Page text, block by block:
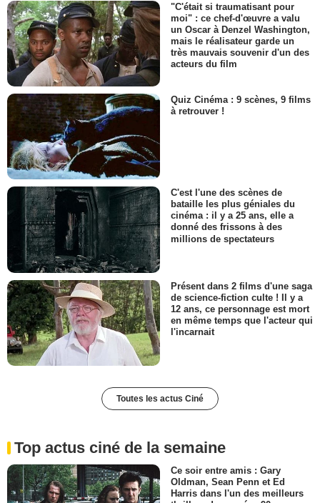
"C'était si traumatisant pour
moi" : ce chef-d'œuvre a valu
un Oscar à Denzel Washington,
mais le réalisateur garde un
très mauvais souvenir d'un des
acteurs du film
Quiz Cinéma : 9 scènes, 9 films
à retrouver !
C'est l'une des scènes de
bataille les plus géniales du
cinéma : il y a 25 ans, elle a
donné des frissons à des
millions de spectateurs
Présent dans 2 films d'une saga
de science-fiction culte ! Il y a
12 ans, ce personnage est mort
en même temps que l'acteur qui
l'incarnait
Toutes les actus Ciné
Top actus ciné de la semaine
Ce soir entre amis : Gary
Oldman, Sean Penn et Ed
Harris dans l'un des meilleurs